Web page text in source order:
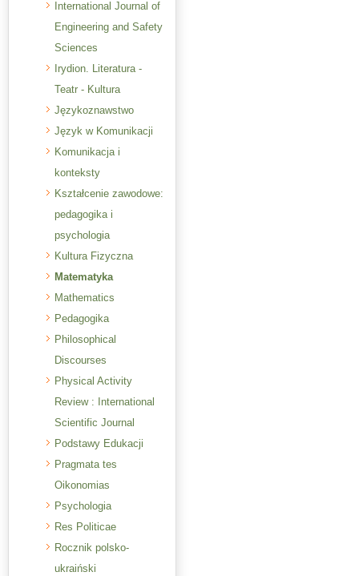
International Journal of
Engineering and Safety
Sciences
Irydion. Literatura -
Teatr - Kultura
Językoznawstwo
Język w Komunikacji
Komunikacja i
konteksty
Kształcenie zawodowe:
pedagogika i
psychologia
Kultura Fizyczna
Matematyka
Mathematics
Pedagogika
Philosophical
Discourses
Physical Activity
Review : International
Scientific Journal
Podstawy Edukacji
Pragmata tes
Oikonomias
Psychologia
Res Politicae
Rocznik polsko-
ukraiński